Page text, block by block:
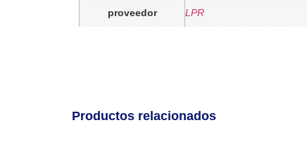
proveedor LPR
Productos relacionados